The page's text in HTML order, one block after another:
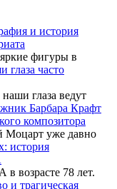
и история
фигуры в
глаза часто
глаза ведут
Барбара Крафт
композитора
Моцарт уже давно
история
возрасте 78 лет.
и трагическая